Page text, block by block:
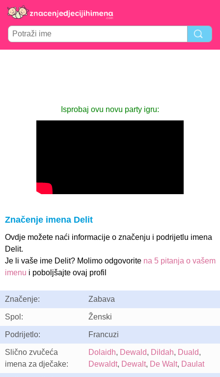
Isprobaj ovu novu party igru:
Značenje imena Delit
Ovdje možete naći informacije o značenju i podrijetlu imena
Delit.
Je li vaše ime Delit? Molimo odgovorite na 5 pitanja o vašem
imenu i poboljšajte ovaj profil
Značenje: Zabava
Spol: Ženski
Podrijetlo: Francuzi
Slično zvučeća
imena za dječake:
Dolaidh, Dewald, Dildah, Duald,
Dewaldt, Dewalt, De Walt, Daulat